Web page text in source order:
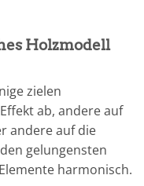
Holzmodell
zielen
ab, andere auf
andere auf die
gelungensten
harmonisch.